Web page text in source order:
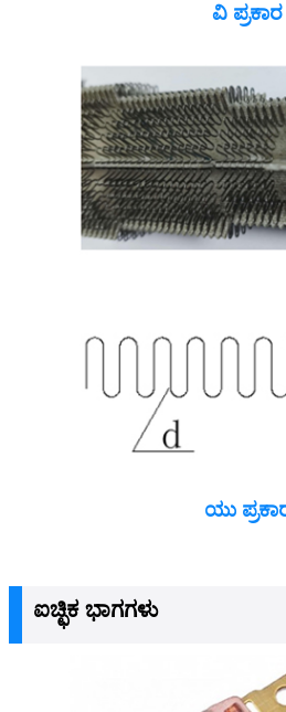
ವಿ ಪ್ರಕಾರ
ಯು
ಐಚ್ಛಿಕ ಭಾಗಗಳು